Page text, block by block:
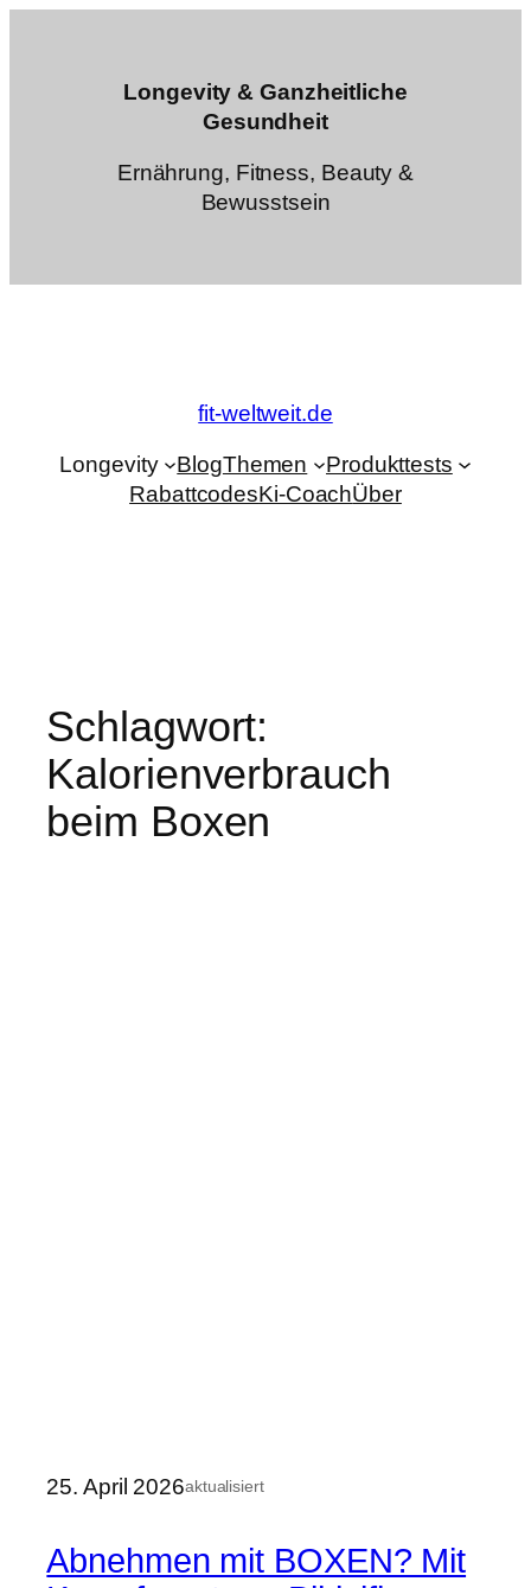
Longevity & Ganzheitliche
Gesundheit
Ernährung, Fitness, Beauty &
Bewusstsein
fit-weltweit.de
Longevity BlogThemen
Produkttests
RabattcodesKi-CoachÜber
Schlagwort:
Kalorienverbrauch
beim Boxen
25. April 2026aktualisiert
Abnehmen mit BOXEN? Mit